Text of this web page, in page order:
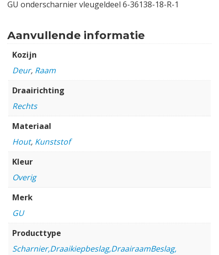
GU onderscharnier vleugeldeel 6-36138-18-R-1
Aanvullende informatie
Kozijn
Deur, Raam
Draairichting
Rechts
Materiaal
Hout, Kunststof
Kleur
Overig
Merk
GU
Producttype
Scharnier,Draaikiepbeslag,DraairaamBeslag,